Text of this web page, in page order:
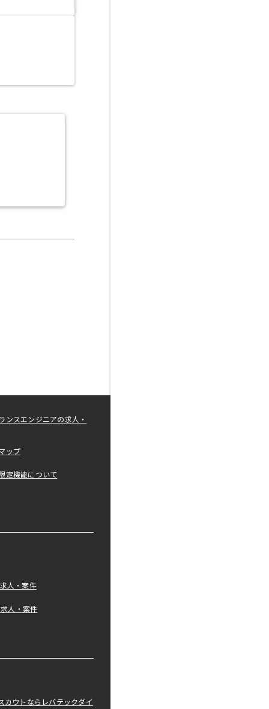
ンスエンジニアの求人・
ップ
定機能について
人・案件
人・案件
カウトならレバテックダイ